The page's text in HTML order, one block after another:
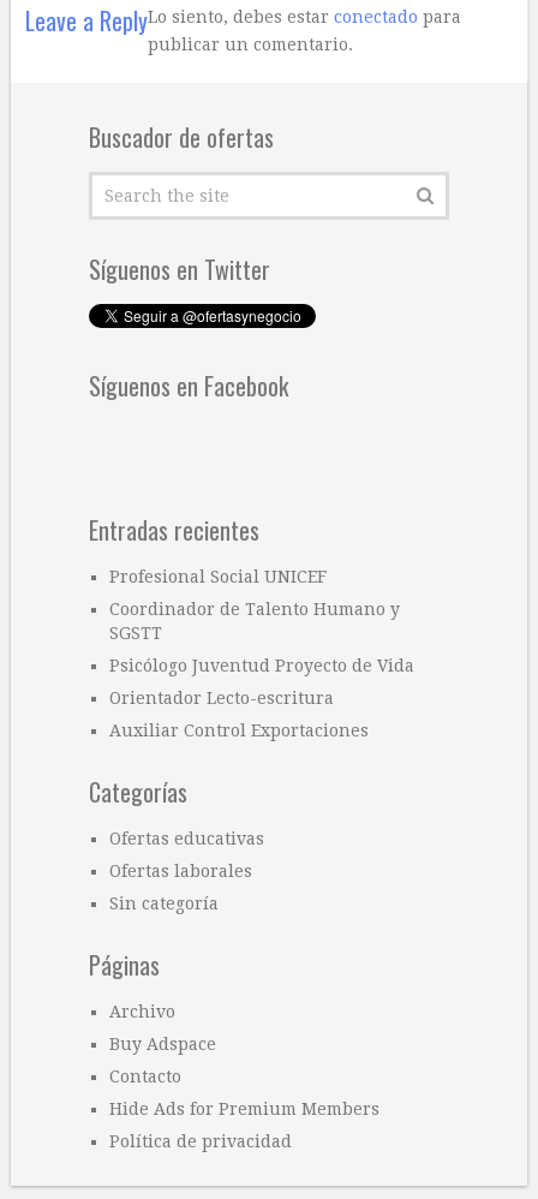
Leave a ReplyLo siento, debes estar conectado para
publicar un comentario.
Buscador de ofertas
Síguenos en Twitter
Síguenos en Facebook
Entradas recientes
Profesional Social UNICEF
Coordinador de Talento Humano y
SGSTT
Psicólogo Juventud Proyecto de Vida
Orientador Lecto-escritura
Auxiliar Control Exportaciones
Categorías
Ofertas educativas
Ofertas laborales
Sin categoría
Páginas
Archivo
Buy Adspace
Contacto
Hide Ads for Premium Members
Política de privacidad